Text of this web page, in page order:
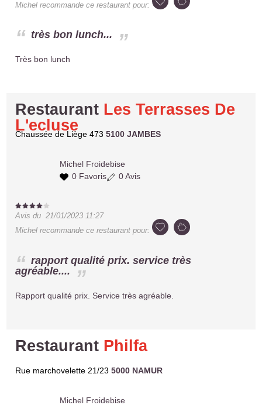
Michel recommande ce restaurant pour:
très bon lunch...
Très bon lunch
Restaurant Les Terrasses De
L'ecluse
Chaussée de Liège 4735100 JAMBES
Michel Froidebise
0 Favoris
0 Avis
Avis du21/01/2023 11:27
Michel recommande ce restaurant pour:
rapport qualité prix. service très
agréable....
Rapport qualité prix. Service très agréable.
Restaurant Philfa
Rue marchovelette 21/235000 NAMUR
Michel Froidebise